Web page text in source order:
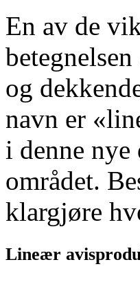
En av de
og
navn er
i denne
området.
klargjøre
Lineær